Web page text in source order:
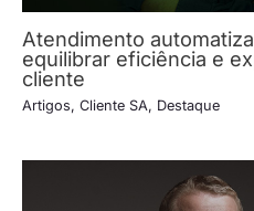
Atendimento
equilibrar eficiência e
cliente
Artigos, Cliente SA, Destaque